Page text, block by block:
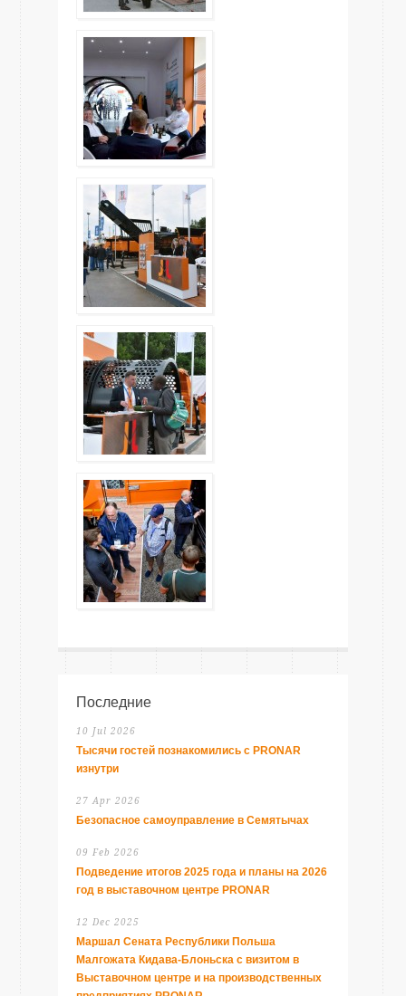
Последние
10 Jul 2026
Тысячи гостей познакомились с PRONAR
изнутри
27 Apr 2026
Безопасное самоуправление в Семятычах
09 Feb 2026
Подведение итогов 2025 года и планы на 2026
год в выставочном центре PRONAR
12 Dec 2025
Маршал Сената Республики Польша
Малгожата Кидава-Блоньска с визитом в
Выставочном центре и на производственных